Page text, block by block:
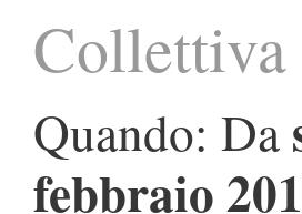
Quando: Da
febbraio